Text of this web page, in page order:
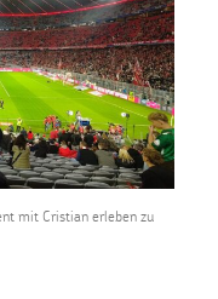
mit Cristian erleben zu